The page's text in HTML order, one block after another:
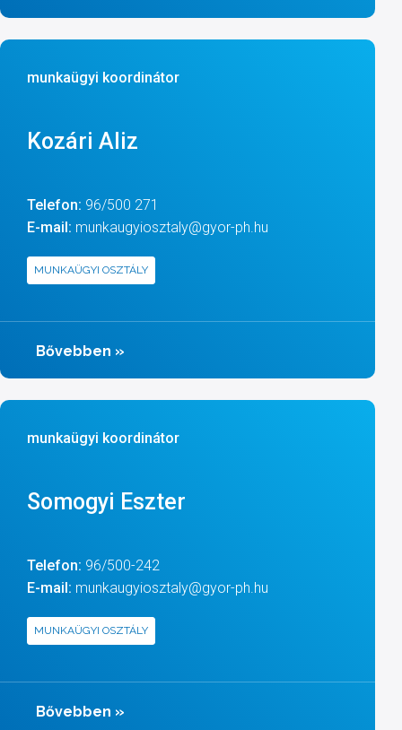
munkaügyi koordinátor
Kozári Aliz
Telefon: 96/500 271
E-mail: munkaugyiosztaly@gyor-ph.hu
MUNKAÜGYI OSZTÁLY
Bővebben »
munkaügyi koordinátor
Somogyi Eszter
Telefon: 96/500-242
E-mail: munkaugyiosztaly@gyor-ph.hu
MUNKAÜGYI OSZTÁLY
Bővebben »